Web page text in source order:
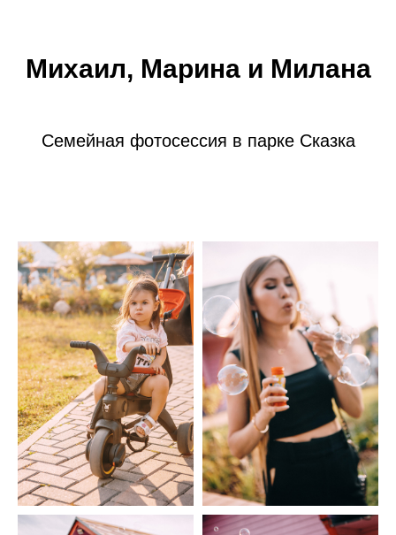
Михаил, Марина и Милана
Семейная фотосессия в парке Сказка